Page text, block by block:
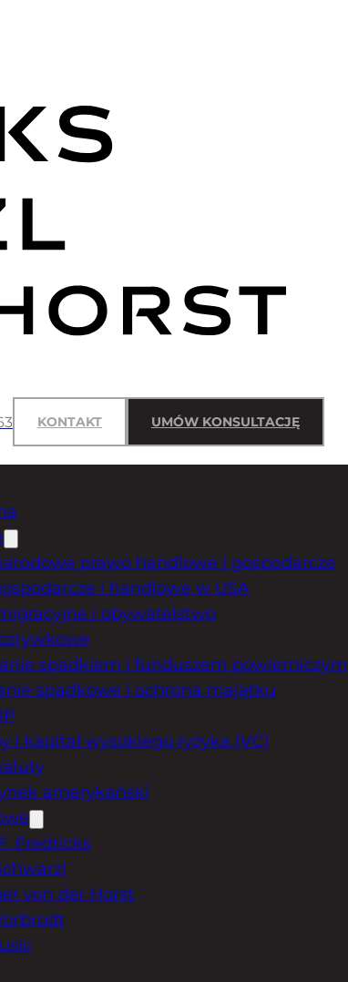
KONTAKT UMÓW KONSULTACJĘ
prawo handlowe i gospodarcze
i handlowe w USA
i obywatelstwo
spadkiem i funduszem powierniczym
spadkowe i ochrona majątku
i kapitał wysokiego ryzyka (VC)
amerykański
Fredricks
von der Horst